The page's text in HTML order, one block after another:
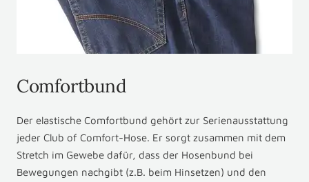
Comfortbund
Der elastische Comfortbund gehört zur Serienausstattung
jeder Club of Comfort-Hose. Er sorgt zusammen mit dem
Stretch im Gewebe dafür, dass der Hosenbund bei
Bewegungen nachgibt (z.B. beim Hinsetzen) und den